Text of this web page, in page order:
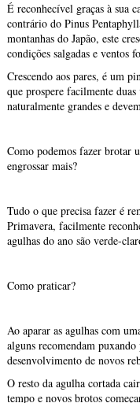
É reconhecível graças à sua
contrário do Pinus
montanhas do Japão, este
condições salgadas e ventos
Crescendo aos pares, é um
que prospere facilmente duas
naturalmente grandes e
Como podemos fazer brotar
engrossar mais?
Tudo o que precisa fazer é
Primavera, facilmente
agulhas do ano são verde-
Como praticar?
Ao aparar as agulhas com
alguns recomendam
desenvolvimento de novos
O resto da agulha cortada
tempo e novos brotos